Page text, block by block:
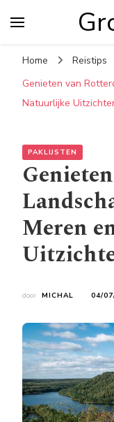
Home Reistips
Genieten van
Natuurlijke
PAKLIJSTEN
Meren
door MICHAL 04/